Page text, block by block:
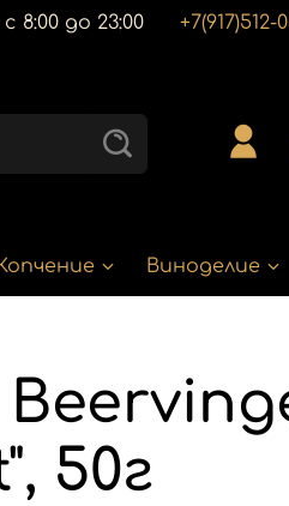
8:00 до 23:00 +7(917)512-
Виноделие
50г